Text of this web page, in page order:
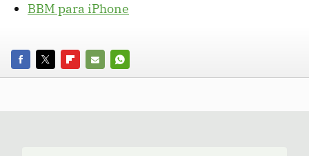
BBM para iPhone
FACEBOOK
TWITTERFLIPBOARD
E-
WHATSAPP